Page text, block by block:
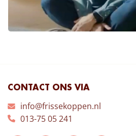
CONTACT ONS VIA
info@frissekoppen.nl
013-75 05 241